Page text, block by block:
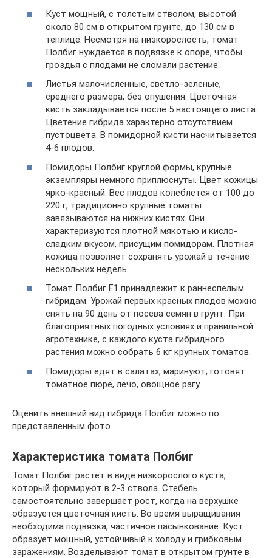
Куст мощный, с толстым стволом, высотой
около 80 см в открытом грунте, до 130 см в
теплице. Несмотря на низкорослость, томат
Полбиг нуждается в подвязке к опоре, чтобы
гроздья с плодами не сломали растение.
Листья малочисленные, светло-зеленые,
среднего размера, без опушения. Цветочная
кисть закладывается после 5 настоящего листа.
Цветение гибрида характерно отсутствием
пустоцвета. В помидорной кисти насчитывается
4-6 плодов.
Помидоры Полбиг круглой формы, крупные
экземпляры немного приплюснуты. Цвет кожицы
ярко-красный. Вес плодов колеблется от 100 до
220 г, традиционно крупные томаты
завязываются на нижних кистях. Они
характеризуются плотной мякотью и кисло-
сладким вкусом, присущим помидорам. Плотная
кожица позволяет сохранять урожай в течение
нескольких недель.
Томат Полбиг F1 принадлежит к раннеспелым
гибридам. Урожай первых красных плодов можно
снять на 90 день от посева семян в грунт. При
благоприятных погодных условиях и правильной
агротехнике, с каждого куста гибридного
растения можно собрать 6 кг крупных томатов.
Помидоры едят в салатах, маринуют, готовят
томатное пюре, лечо, овощное рагу.
Оценить внешний вид гибрида Полбиг можно по
представленным фото.
Характеристика томата Полбиг
Томат Полбиг растет в виде низкорослого куста,
который формируют в 2-3 ствола. Стебель
самостоятельно завершает рост, когда на верхушке
образуется цветочная кисть. Во время выращивания
необходима подвязка, частичное пасынкование. Куст
образует мощный, устойчивый к холоду и грибковым
заражениям. Возделывают томат в открытом грунте в